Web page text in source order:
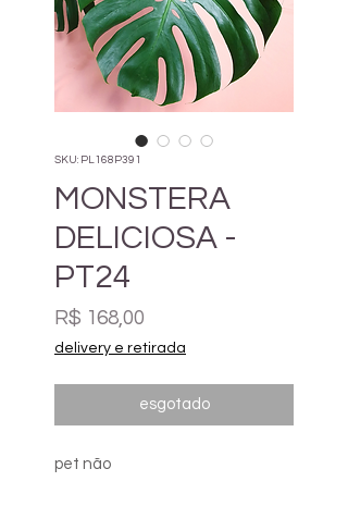
SKU: PL168P391
MONSTERA
DELICIOSA -
PT24
R$ 168,00
delivery e retirada
esgotado
pet não